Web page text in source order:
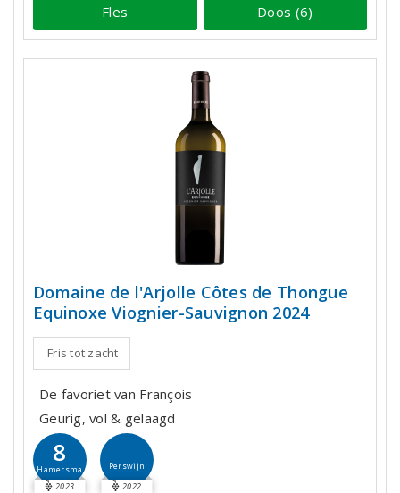
Fles Doos (6)
Domaine de l'Arjolle Côtes de Thongue
Equinoxe Viognier-Sauvignon 2024
Fris tot zacht
De favoriet van François
Geurig, vol & gelaagd
8
Hamersma
2023
Perswijn
2022